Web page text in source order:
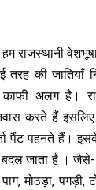
राजस्थानी
तरह की जातियाँ
अलग है।
करते हैं
पैंट पहनते हैं।
बदल जाता है ।
मोठड़ा, पगड़ी,